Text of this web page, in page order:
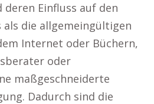
Einfluss auf den
als die allgemeingültigen
Internet oder Büchern,
oder
maßgeschneiderte
Dadurch sind die